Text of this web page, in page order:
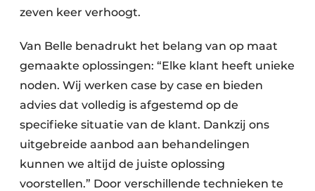
zeven keer verhoogt.
Van Belle benadrukt het belang van op maat
gemaakte oplossingen: “Elke klant heeft unieke
noden. Wij werken case by case en bieden
advies dat volledig is afgestemd op de
specifieke situatie van de klant. Dankzij ons
uitgebreide aanbod aan behandelingen
kunnen we altijd de juiste oplossing
voorstellen.” Door verschillende technieken te